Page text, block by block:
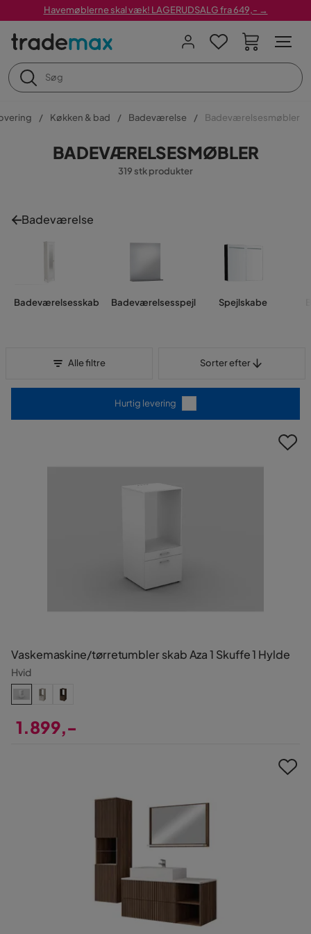
Havemøblerne skal væk! LAGERUDSALG fra 649,- →
Køkken & bad Badeværelse Badeværelsesmøbler
BADEVÆRELSESMØBLER
319 stk produkter
Badeværelse
Badeværelsesskab Badeværelsesspejl Spejlskabe
Alle filtre Sorter efter
Hurtig levering
Vaskemaskine/tørretumbler skab Aza 1 Skuffe 1 Hylde
Hvid
1.899,-